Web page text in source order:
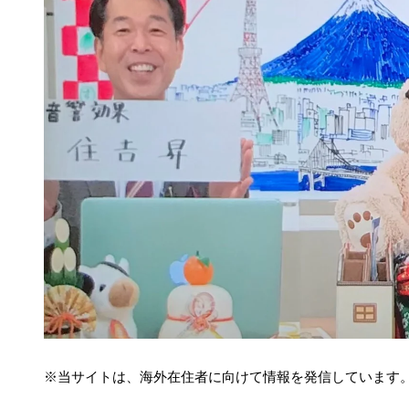
※当サイトは、海外在住者に向けて情報を発信しています